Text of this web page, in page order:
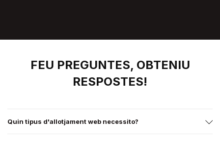
FEU PREGUNTES, OBTENIU
RESPOSTES!
Quin tipus d'allotjament web necessito?